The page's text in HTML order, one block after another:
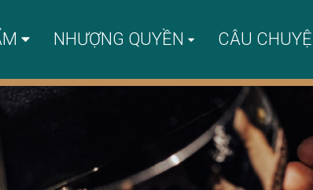
NHƯỢNG QUYỀN CÂU